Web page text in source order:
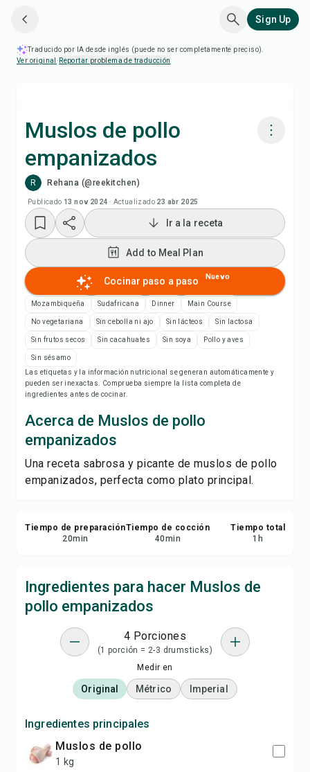
Sign Up
Traducido por IA desde inglés (puede no ser completamente preciso).
Ver original · Reportar problema de traducción
Muslos de pollo
empanizados
R Rehana (@reekitchen)
Publicado 13 nov 2024 · Actualizado 23 abr 2025
Cocinar con Chefadora AI
Add to Meal Plan
Add to Shopping List
Notas de la receta
Compartir
Reportar
Ir a la receta
Add to Meal Plan
Cocinar paso a paso Nuevo
Mozambiqueña Sudafricana Dinner Main Course
No vegetariana Sin cebolla ni ajo Sin lácteos Sin lactosa
Sin frutos secos Sin cacahuates Sin soya Pollo y aves
Sin sésamo
Las etiquetas y la información nutricional se generan automáticamente y
pueden ser inexactas. Comprueba siempre la lista completa de
ingredientes antes de cocinar.
Acerca de Muslos de pollo
empanizados
Una receta sabrosa y picante de muslos de pollo
empanizados, perfecta como plato principal.
Tiempo de preparación
20min
Tiempo de cocción
40min
Tiempo total
1 h
Ingredientes para hacer Muslos de
pollo empanizados
4 Porciones
(1 porción = 2-3 drumsticks)
Medir en
Original Métrico Imperial
Ingredientes principales
muslos de pollo
1 kg